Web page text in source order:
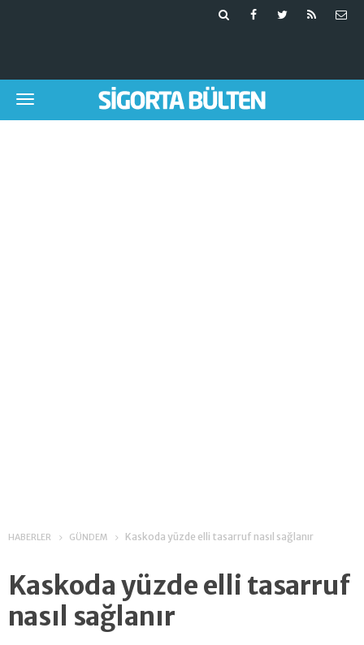
HABERLER GÜNDEM Kaskoda yüzde elli tasarruf nasıl sağlanır
Kaskoda yüzde elli tasarruf
nasıl sağlanır